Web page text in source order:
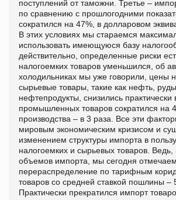
поступлений от таможни. Третье –
по сравнению с прошлогодними
сократился на 47%, в долларовом
В этих условиях мы стараемся
использовать имеющуюся базу
действительно, определенные риски
налогоемких товаров уменьшился, об
холодильниках мы уже говорили, цены
сырьевые товары, такие как нефть, руды,
нефтепродукты, снизились
промышленных товаров сократился на
производства – в 3 раза. Все эти
мировым экономическим кризисом и
изменением структуры импорта в
налогоемких и сырьевых товаров.
объемов импорта, мы сегодня
перераспределение по тарифным
товаров со средней ставкой пошлины –
Практически прекратился импорт